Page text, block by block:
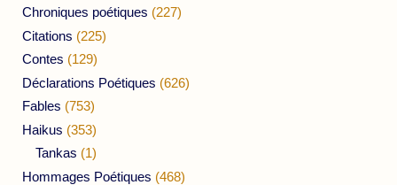
Chroniques poétiques (227)
Citations (225)
Contes (129)
Déclarations Poétiques (626)
Fables (753)
Haikus (353)
Tankas (1)
Hommages Poétiques (468)